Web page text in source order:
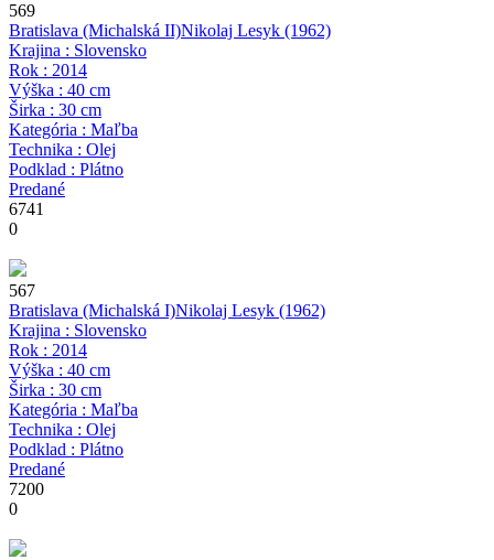
569
Bratislava (Michalská II)Nikolaj Lesyk (1962)
Krajina : Slovensko
Rok : 2014
Výška : 40 cm
Širka : 30 cm
Kategória : Maľba
Technika : Olej
Podklad : Plátno
Predané
6741
0
567
Bratislava (Michalská I)Nikolaj Lesyk (1962)
Krajina : Slovensko
Rok : 2014
Výška : 40 cm
Širka : 30 cm
Kategória : Maľba
Technika : Olej
Podklad : Plátno
Predané
7200
0